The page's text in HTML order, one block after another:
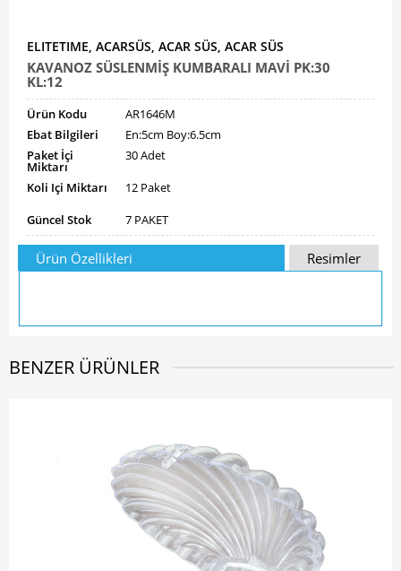
ELITETIME, ACARSÜS, ACAR SÜS, ACAR SÜS
KAVANOZ SÜSLENMİŞ KUMBARALI MAVİ PK:30
KL:12
Ürün Kodu
AR1646M
Ebat Bilgileri
En:5cm Boy:6.5cm
Paket İçi
Miktarı
30 Adet
Koli Içi Miktarı
12 Paket
Güncel Stok
7 PAKET
Ürün Özellikleri Resimler
BENZER ÜRÜNLER